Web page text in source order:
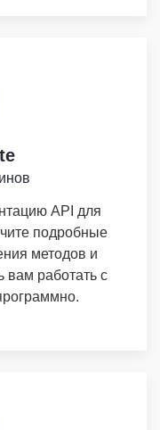
API для
подробные
методов и
вам работать с